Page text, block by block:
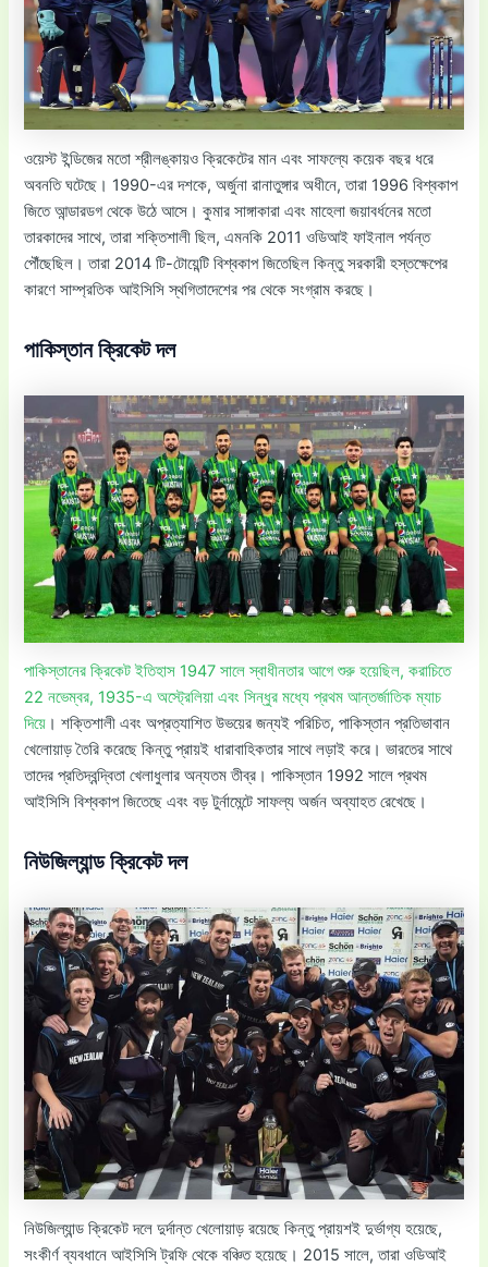
ওয়েস্ট ইন্ডিজের মতো শ্রীলঙ্কায়ও ক্রিকেটের মান এবং সাফল্যে কয়েক বছর ধরে
অবনতি ঘটেছে। 1990-এর দশকে, অর্জুনা রানাতুঙ্গার অধীনে, তারা 1996 বিশ্বকাপ
জিতে আন্ডারডগ থেকে উঠে আসে। কুমার সাঙ্গাকারা এবং মাহেলা জয়াবর্ধনের মতো
তারকাদের সাথে, তারা শক্তিশালী ছিল, এমনকি 2011 ওডিআই ফাইনাল পর্যন্ত
পৌঁছেছিল। তারা 2014 টি-টোয়েন্টি বিশ্বকাপ জিতেছিল কিন্তু সরকারী হস্তক্ষেপের
কারণে সাম্প্রতিক আইসিসি স্থগিতাদেশের পর থেকে সংগ্রাম করছে।
পাকিস্তান ক্রিকেট দল
পাকিস্তানের ক্রিকেট ইতিহাস 1947 সালে স্বাধীনতার আগে শুরু হয়েছিল, করাচিতে
22 নভেম্বর, 1935-এ অস্ট্রেলিয়া এবং সিন্ধুর মধ্যে প্রথম আন্তর্জাতিক ম্যাচ
দিয়ে । শক্তিশালী এবং অপ্রত্যাশিত উভয়ের জন্যই পরিচিত, পাকিস্তান প্রতিভাবান
খেলোয়াড় তৈরি করেছে কিন্তু প্রায়ই ধারাবাহিকতার সাথে লড়াই করে। ভারতের সাথে
তাদের প্রতিদ্বন্দ্বিতা খেলাধুলার অন্যতম তীব্র। পাকিস্তান 1992 সালে প্রথম
আইসিসি বিশ্বকাপ জিতেছে এবং বড় টুর্নামেন্টে সাফল্য অর্জন অব্যাহত রেখেছে।
নিউজিল্যান্ড ক্রিকেট দল
নিউজিল্যান্ড ক্রিকেট দলে দুর্দান্ত খেলোয়াড় রয়েছে কিন্তু প্রায়শই দুর্ভাগ্য হয়েছে,
সংকীর্ণ ব্যবধানে আইসিসি ট্রফি থেকে বঞ্চিত হয়েছে। 2015 সালে, তারা ওডিআই